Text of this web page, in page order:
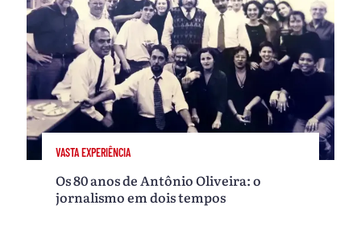
VASTA EXPERIÊNCIA
Os 80 anos de Antônio Oliveira: o
jornalismo em dois tempos